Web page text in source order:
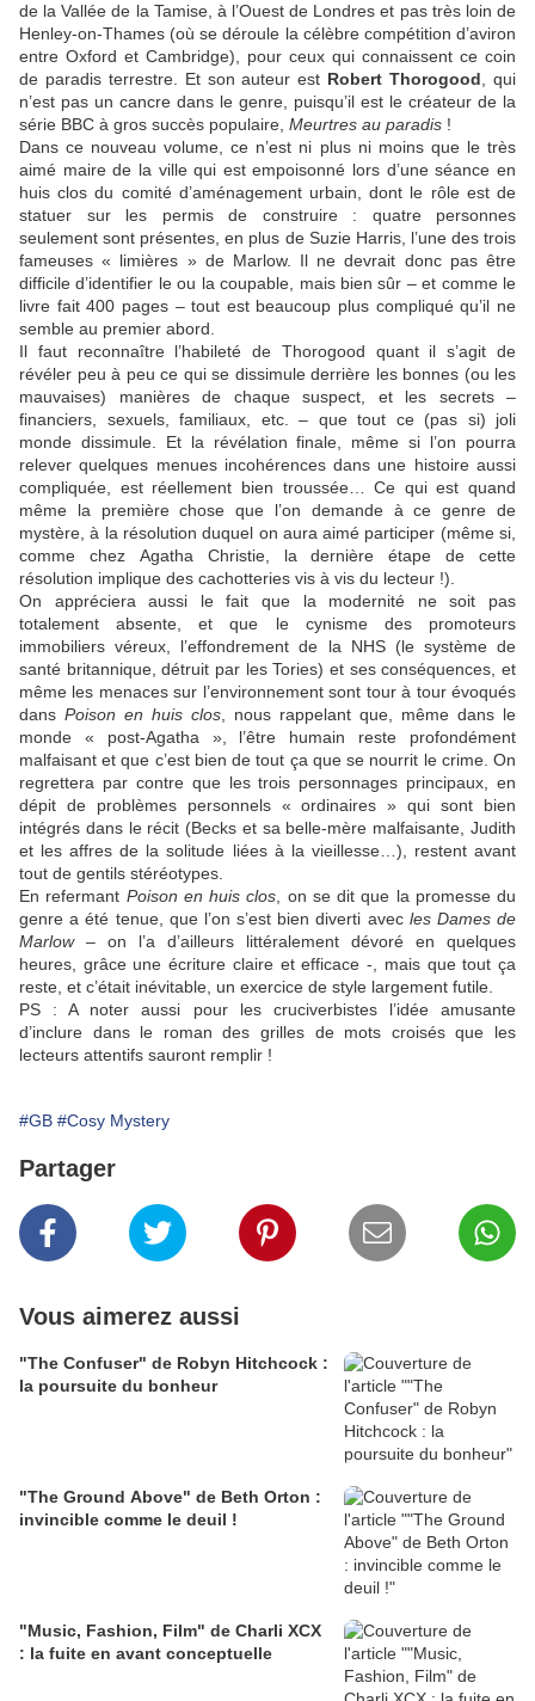
de la Vallée de la Tamise, à l’Ouest de Londres et pas très loin de
Henley-on-Thames (où se déroule la célèbre compétition d’aviron
entre Oxford et Cambridge), pour ceux qui connaissent ce coin
de paradis terrestre. Et son auteur est Robert Thorogood , qui
n’est pas un cancre dans le genre, puisqu’il est le créateur de la
série BBC à gros succès populaire, Meurtres au paradis !
Dans ce nouveau volume, ce n’est ni plus ni moins que le très
aimé maire de la ville qui est empoisonné lors d’une séance en
huis clos du comité d’aménagement urbain, dont le rôle est de
statuer sur les permis de construire : quatre personnes
seulement sont présentes, en plus de Suzie Harris, l’une des trois
fameuses « limières » de Marlow. Il ne devrait donc pas être
difficile d’identifier le ou la coupable, mais bien sûr – et comme le
livre fait 400 pages – tout est beaucoup plus compliqué qu’il ne
semble au premier abord.
Il faut reconnaître l’habileté de Thorogood quant il s’agit de
révéler peu à peu ce qui se dissimule derrière les bonnes (ou les
mauvaises) manières de chaque suspect, et les secrets –
financiers, sexuels, familiaux, etc. – que tout ce (pas si) joli
monde dissimule. Et la révélation finale, même si l’on pourra
relever quelques menues incohérences dans une histoire aussi
compliquée, est réellement bien troussée… Ce qui est quand
même la première chose que l’on demande à ce genre de
mystère, à la résolution duquel on aura aimé participer (même si,
comme chez Agatha Christie, la dernière étape de cette
résolution implique des cachotteries vis à vis du lecteur !).
On appréciera aussi le fait que la modernité ne soit pas
totalement absente, et que le cynisme des promoteurs
immobiliers véreux, l’effondrement de la NHS (le système de
santé britannique, détruit par les Tories) et ses conséquences, et
même les menaces sur l’environnement sont tour à tour évoqués
dans Poison en huis clos , nous rappelant que, même dans le
monde « post-Agatha », l’être humain reste profondément
malfaisant et que c’est bien de tout ça que se nourrit le crime. On
regrettera par contre que les trois personnages principaux, en
dépit de problèmes personnels « ordinaires » qui sont bien
intégrés dans le récit (Becks et sa belle-mère malfaisante, Judith
et les affres de la solitude liées à la vieillesse…), restent avant
tout de gentils stéréotypes.
En refermant Poison en huis clos , on se dit que la promesse du
genre a été tenue, que l’on s’est bien diverti avec les Dames de
Marlow– on l’a d’ailleurs littéralement dévoré en quelques
heures, grâce une écriture claire et efficace -, mais que tout ça
reste, et c’était inévitable, un exercice de style largement futile.
PS : A noter aussi pour les cruciverbistes l’idée amusante
d’inclure dans le roman des grilles de mots croisés que les
lecteurs attentifs sauront remplir !
#GB #Cosy Mystery
Partager
Vous aimerez aussi
"The Confuser" de Robyn Hitchcock :
la poursuite du bonheur
"The Ground Above" de Beth Orton :
invincible comme le deuil !
"Music, Fashion, Film" de Charli XCX
: la fuite en avant conceptuelle